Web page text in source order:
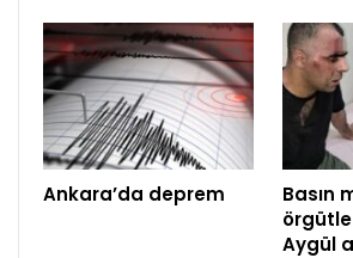
Ankara’da deprem
Basın
Aygül